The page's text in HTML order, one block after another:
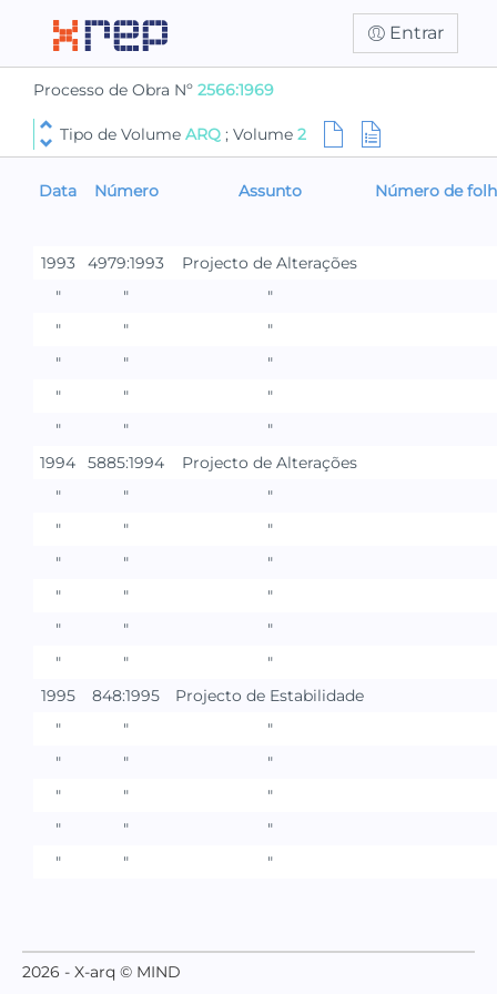
Entrar
Processo de Obra Nº 2566:1969
Tipo de Volume ARQ ; Volume 2
Data Número Assunto Número de
1993 4979:1993
Projecto de Alterações
"
"
"
"
"
"
"
"
"
"
"
"
"
"
"
1994
5885:1994
Projecto de Alterações
"
"
"
"
"
"
"
"
"
"
"
"
"
"
"
"
"
"
1995
848:1995
Projecto de Estabilidade
"
"
"
"
"
"
"
"
"
"
"
"
"
" "
2026 - X-arq © MIND